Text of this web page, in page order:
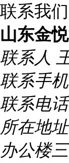
联系我们
山东金
联系人
联系手机
联系电话
所在地址
办公楼